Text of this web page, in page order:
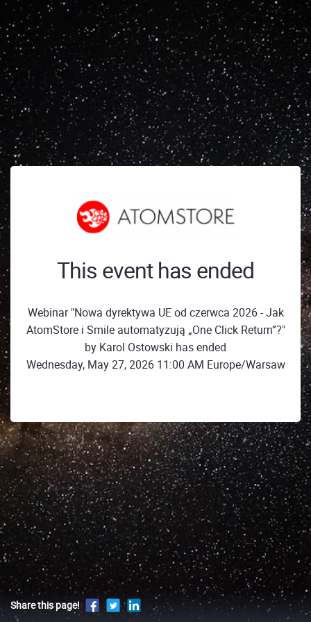
This event has ended
Webinar "Nowa dyrektywa UE od czerwca 2026 - Jak
AtomStore i Smile automatyzują „One Click Return”?"
by Karol Ostowski has ended
Wednesday, May 27, 2026 11:00 AM Europe/Warsaw
Share this page!